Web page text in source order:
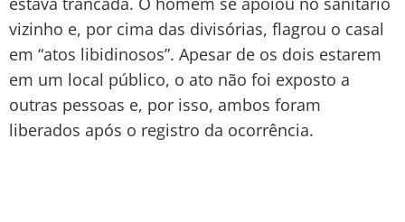
vizinho e, por cima das divisórias, flagrou o casal
em “atos libidinosos”. Apesar de os dois estarem
em um local público, o ato não foi exposto a
outras pessoas e, por isso, ambos foram
liberados após o registro da ocorrência.